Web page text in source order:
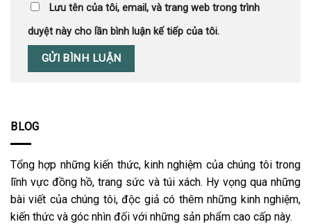
Lưu tên của tôi, email, và trang web trong trình
duyệt này cho lần bình luận kế tiếp của tôi.
BLOG
Tổng hợp những kiến thức, kinh nghiệm của chúng tôi trong
lĩnh vực đồng hồ, trang sức và túi xách. Hy vọng qua những
bài viết của chúng tôi, độc giả có thêm những kinh nghiệm,
kiến thức và góc nhìn đối với những sản phẩm cao cấp này.